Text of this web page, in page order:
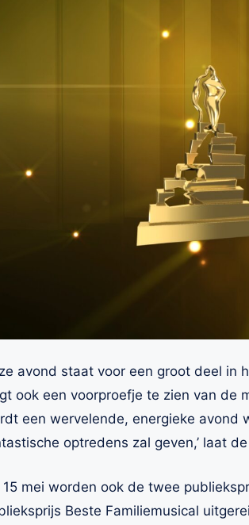
avond staat voor een groot deel in
ook een voorproefje te zien van de
een wervelende, energieke avond
optredens zal geven,’ laat
15 mei worden ook de twee
Beste Familiemusical